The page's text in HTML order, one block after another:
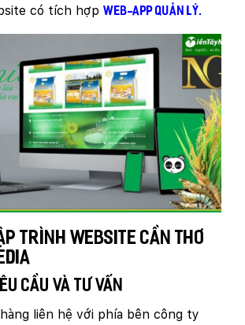
có tích hợp web-app quản lý.
trình website Cần Thơ
cầu và tư vấn
liên hệ với phía bên công ty